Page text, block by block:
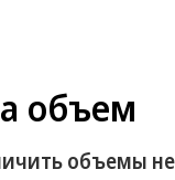
объем
объемы